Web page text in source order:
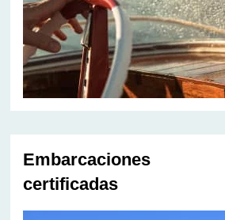
Embarcaciones
certificadas